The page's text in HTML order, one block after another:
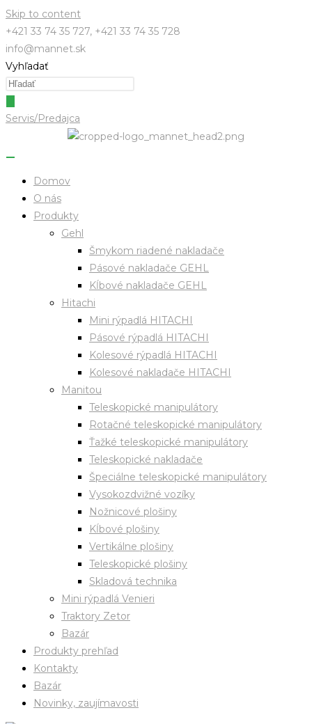
Skip to content
+421 33 74 35 727, +421 33 74 35 728
info@mannet.sk
Vyhľadať
Servis/Predajca
Domov
O nás
Produkty
Gehl
Šmykom riadené nakladače
Pásové nakladače GEHL
Kĺbové nakladače GEHL
Hitachi
Mini rýpadlá HITACHI
Pásové rýpadlá HITACHI
Kolesové rýpadlá HITACHI
Kolesové nakladače HITACHI
Manitou
Teleskopické manipulátory
Rotačné teleskopické manipulátory
Ťažké teleskopické manipulátory
Teleskopické nakladače
Špeciálne teleskopické manipulátory
Vysokozdvižné vozíky
Nožnicové plošiny
Kĺbové plošiny
Vertikálne plošiny
Teleskopické plošiny
Skladová technika
Mini rýpadlá Venieri
Traktory Zetor
Bazár
Produkty prehľad
Kontakty
Bazár
Novinky, zaujímavosti